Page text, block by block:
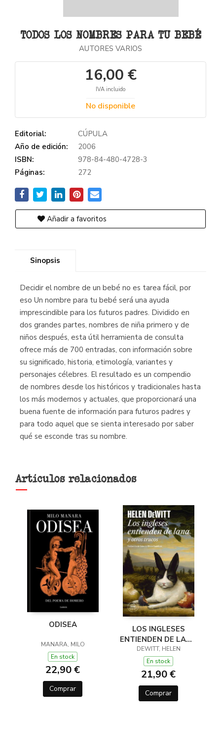
TODOS LOS NOMBRES PARA TU BEBÉ
AUTORES VARIOS
16,00 €
IVA incluido
No disponible
Editorial:
CÚPULA
Año de edición:
2006
ISBN:
978-84-480-4728-3
Páginas:
272
Añadir a favoritos
Sinopsis
Decidir el nombre de un bebé no es tarea fácil, por
eso Un nombre para tu bebé será una ayuda
imprescindible para los futuros padres. Dividido en
dos grandes partes, nombres de niña primero y de
niños después, esta útil herramienta de consulta
ofrece más de 700 entradas, con información sobre
su significado, historia, etimología, variantes y
personajes célebres. El resultado es un compendio
de nombres desde los históricos y tradicionales hasta
los más modernos y actuales, que proporcionará una
buena fuente de información para futuros padres y
para todo aquel que se sienta interesado por saber
qué se esconde tras su nombre.
Artículos relacionados
ODISEA
MANARA, MILO
En stock
22,90 €
Comprar
LOS INGLESES
ENTIENDEN DE LANA
(Y OTROS TRUCOS)
DEWITT, HELEN
En stock
21,90 €
Comprar